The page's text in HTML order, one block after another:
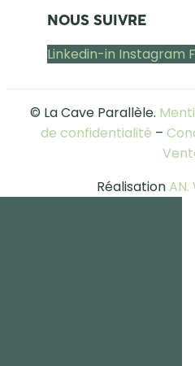
NOUS SUIVRE
Linkedin-in Instagram
© La Cave Parallèle.
de confidentialité –
RéalisationAN.